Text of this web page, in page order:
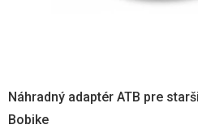
Náhradný adaptér ATB pre
Bobike